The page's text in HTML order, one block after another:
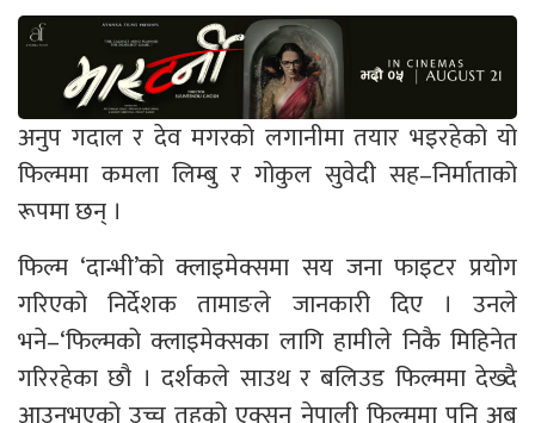
अनुप गदाल र देव मगरको लगानीमा तयार भइरहेको यो
फिल्ममा कमला लिम्बु र गोकुल सुवेदी सह–निर्माताको
रूपमा छन् ।
फिल्म ‘दान्भी’को क्लाइमेक्समा सय जना फाइटर प्रयोग
गरिएको निर्देशक तामाङले जानकारी दिए । उनले
भने–‘फिल्मको क्लाइमेक्सका लागि हामीले निकै मिहिनेत
गरिरहेका छौ । दर्शकले साउथ र बलिउड फिल्ममा देख्दै